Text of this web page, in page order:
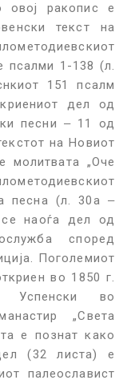
овој ракопис е
текст на
псалми 1-138 (л.
151 псалм
дел од
песни ‒ 11 од
на Новиот
молитвата „Оче
песна (л. 30а ‒
наоѓа дел од
според
Поголемиот
во 1850 г.
Успенски во
„Света
е познат како
(32 листа) е
палеославист